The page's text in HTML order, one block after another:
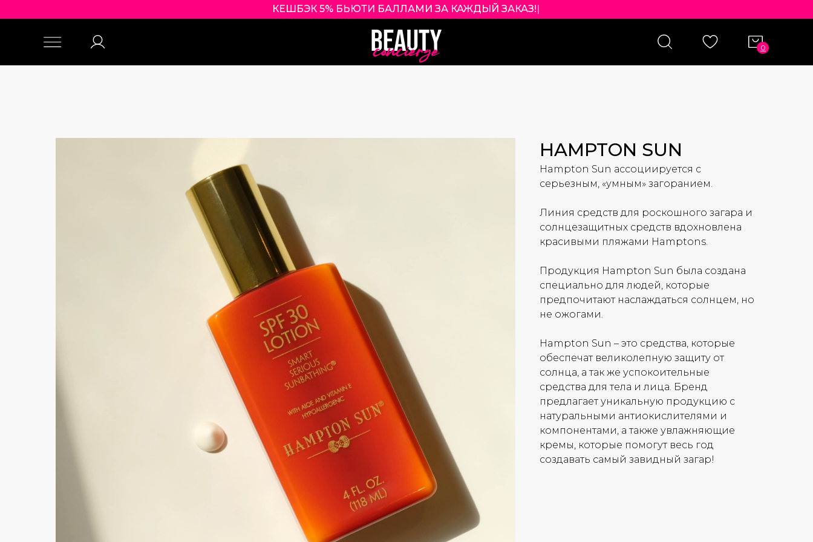
КЕШБЭК 5% БЬЮТИ БАЛЛАМИ ЗА КАЖДЫЙ ЗАКАЗ!|
0
HAMPTON SUN
Hampton Sun ассоциируется с
серьезным, «умным» загоранием.
Линия средств для роскошного загара и
солнцезащитных средств вдохновлена
красивыми пляжами Hamptons.
Продукция Hampton Sun была создана
специально для людей, которые
предпочитают наслаждаться солнцем, но
не ожогами.
Hampton Sun – это средства, которые
обеспечат великолепную защиту от
солнца, а так же успокоительные
средства для тела и лица. Бренд
предлагает уникальную продукцию с
натуральными антиокислителями и
компонентами, а также увлажняющие
кремы, которые помогут весь год
создавать самый завидный загар!